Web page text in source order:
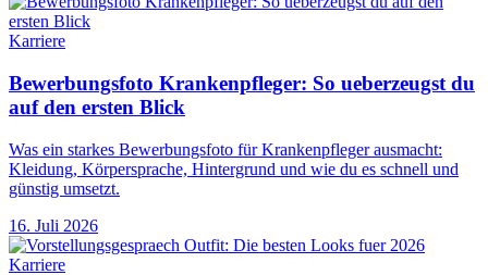
Karriere
Bewerbungsfoto Krankenpfleger: So ueberzeugst du
auf den ersten Blick
Was ein starkes Bewerbungsfoto für Krankenpfleger ausmacht:
Kleidung, Körpersprache, Hintergrund und wie du es schnell und
günstig umsetzt.
16. Juli 2026
Karriere